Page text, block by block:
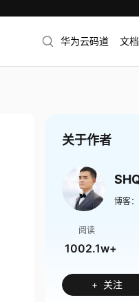
华为云码道 文档
关于作者
博客：
阅读
1002.1w+
+ 关注